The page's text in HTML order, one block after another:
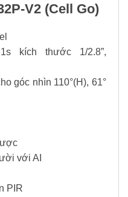
V2 (Cell Go)
kích thước 1/2.8”,
góc nhìn 110°(H), 61°
với AI
PIR